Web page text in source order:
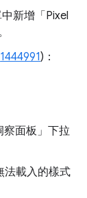
新增「Pixel
1444991)：
察面板」下拉
法載入的樣式